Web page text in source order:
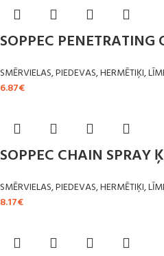
SOPPEC
SMĒRVIELAS, PIEDEVAS, HERMĒTIĶI,
6.87€
SOPPEC CHAIN SPRAY
SMĒRVIELAS, PIEDEVAS, HERMĒTIĶI,
8.17€